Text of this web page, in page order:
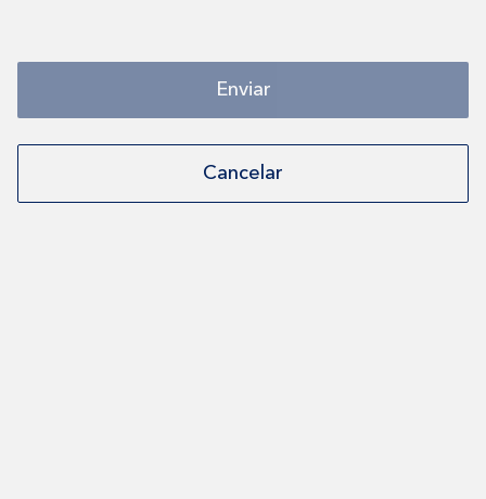
Cancelar
Enviar